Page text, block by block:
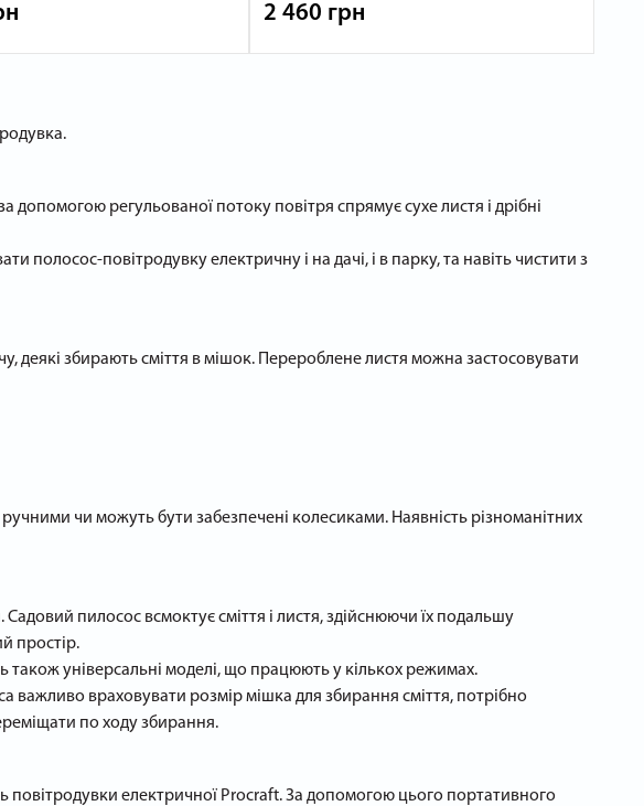
2 460 грн
регульованої потоку повітря спрямує сухе листя і дрібні
полосос-повітродувку електричну і на дачі, і в парку, та навіть чистити з
деякі збирають сміття в мішок. Перероблене листя можна застосовувати
чи можуть бути забезпечені колесиками. Наявність різноманітних
пилосос всмоктує сміття і листя, здійснюючи їх подальшу
простір.
також універсальні моделі, що працюють у кількох режимах.
важливо враховувати розмір мішка для збирання сміття, потрібно
по ходу збирання.
повітродувки електричної Procraft. За допомогою цього портативного